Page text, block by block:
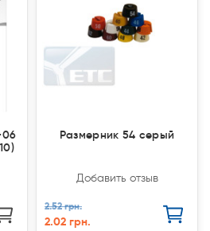
06
Размерник 54 серый
Добавить отзыв
2.52 грн.
2.02 грн.